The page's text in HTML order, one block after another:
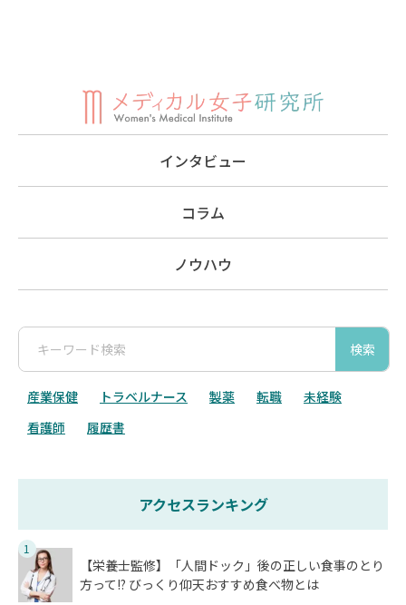
インタビュー
コラム
ノウハウ
検索
産業保健 トラベルナース 製薬 転職
未経験
看護師
履歴書
アクセスランキング
1
【栄養士監修】「人間ドック」後の正しい食事のとり
方って!? びっくり仰天おすすめ食べ物とは